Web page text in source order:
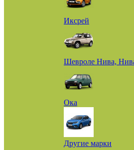
Иксрей
Шевроле Нива,
Ока
Другие марки